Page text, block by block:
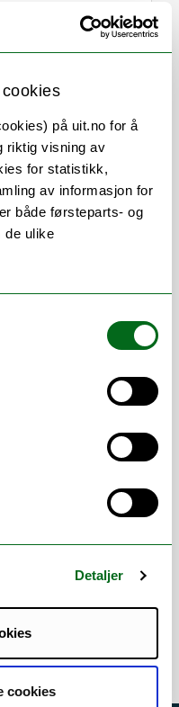
på uit.no for å
riktig visning av
for statistikk,
av informasjon for
både førsteparts- og
de ulike
Detaljer
cookies
og
og
Som i
fungerer på,
som vi er
på tvers av